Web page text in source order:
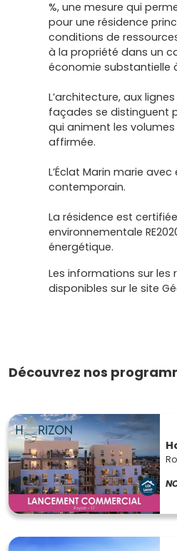
%, une mesure qui
pour une résidence
conditions de
à la propriété dans un
économie substantielle
L’architecture, aux
façades se distinguent
qui animent les
affirmée.
L’Éclat Marin marie
contemporain.
La résidence est
environnementale
énergétique.
Les informations sur les
disponibles sur le site
Découvrez nos